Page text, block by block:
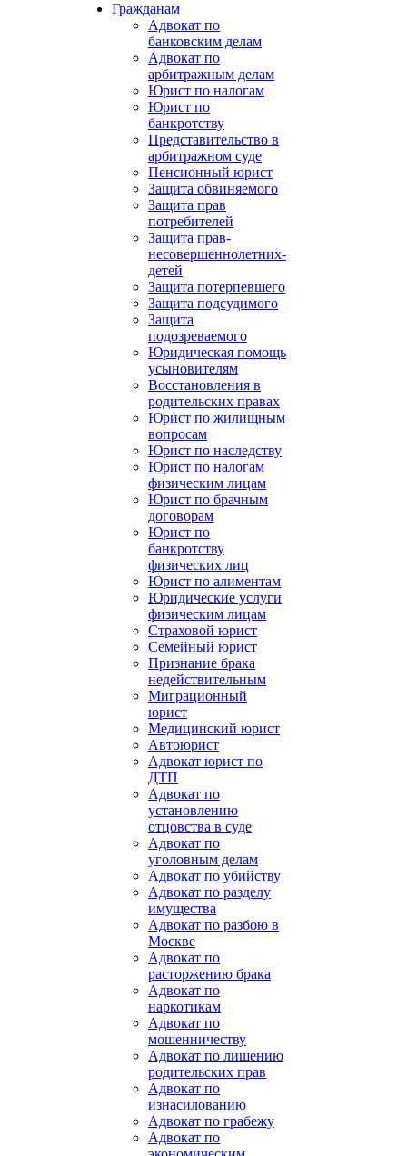
Гражданам
Адвокат по
банковским делам
Адвокат по
арбитражным делам
Юрист по налогам
Юрист по
банкротству
Представительство в
арбитражном суде
Пенсионный юрист
Защита обвиняемого
Защита прав
потребителей
Защита прав-
несовершеннолетних-
детей
Защита потерпевшего
Защита подсудимого
Защита
подозреваемого
Юридическая помощь
усыновителям
Восстановления в
родительских правах
Юрист по жилищным
вопросам
Юрист по наследству
Юрист по налогам
физическим лицам
Юрист по брачным
договорам
Юрист по
банкротству
физических лиц
Юрист по алиментам
Юридические услуги
физическим лицам
Страховой юрист
Семейный юрист
Признание брака
недействительным
Миграционный
юрист
Медицинский юрист
Автоюрист
Адвокат юрист по
ДТП
Адвокат по
установлению
отцовства в суде
Адвокат по
уголовным делам
Адвокат по убийству
Адвокат по разделу
имущества
Адвокат по разбою в
Москве
Адвокат по
расторжению брака
Адвокат по
наркотикам
Адвокат по
мошенничеству
Адвокат по лишению
родительских прав
Адвокат по
изнасилованию
Адвокат по грабежу
Адвокат по